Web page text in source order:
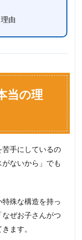
由
当の理
苦手にしているの
ないから」でも
殊な構造を持っ
ぜお子さんがつ
ます。